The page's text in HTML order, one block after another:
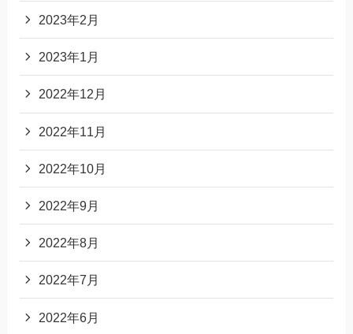
2023年2月
2023年1月
2022年12月
2022年11月
2022年10月
2022年9月
2022年8月
2022年7月
2022年6月